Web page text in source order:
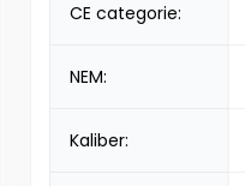
CE categorie:
NEM:
Kaliber: